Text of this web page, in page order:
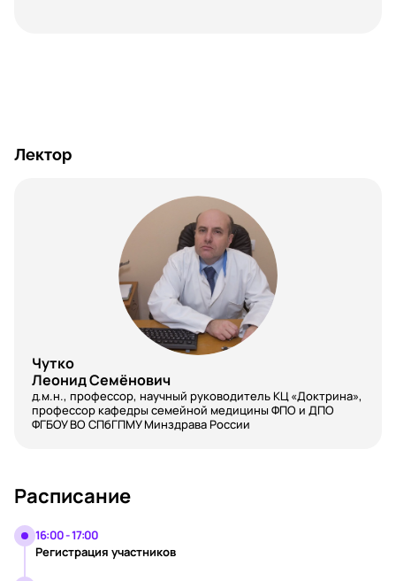
Лектор
Чутко
Леонид Семёнович
д.м.н., профессор, научный руководитель КЦ «Доктрина»,
профессор кафедры семейной медицины ФПО и ДПО
ФГБОУ ВО СПбГПМУ Минздрава России
Расписание
16:00 - 17:00
Регистрация участников